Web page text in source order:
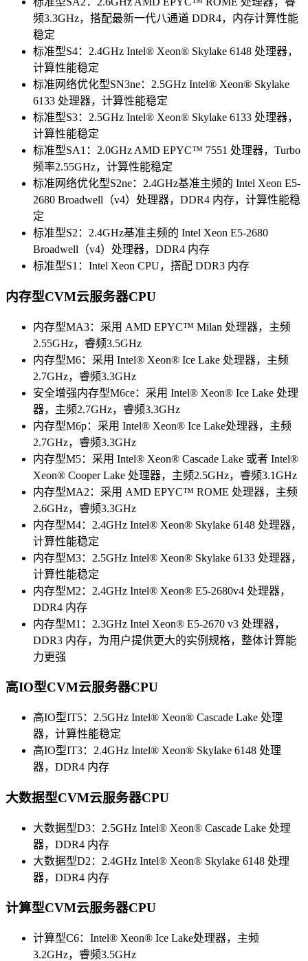
频3.3GHz，搭配最新一代八通道 DDR4，内存计算性能
稳定
标准型S4：2.4GHz Intel® Xeon® Skylake 6148 处理器，
计算性能稳定
标准网络优化型SN3ne：2.5GHz Intel® Xeon® Skylake
6133 处理器，计算性能稳定
标准型S3：2.5GHz Intel® Xeon® Skylake 6133 处理器，
计算性能稳定
标准型SA1：2.0GHz AMD EPYC™ 7551 处理器，Turbo
频率2.55GHz，计算性能稳定
标准网络优化型S2ne：2.4GHz基准主频的 Intel Xeon E5-
2680 Broadwell（v4）处理器，DDR4 内存，计算性能稳
定
标准型S2：2.4GHz基准主频的 Intel Xeon E5-2680
Broadwell（v4）处理器，DDR4 内存
标准型S1：Intel Xeon CPU，搭配 DDR3 内存
内存型CVM云服务器CPU
内存型MA3：采用 AMD EPYC™ Milan 处理器，主频
2.55GHz，睿频3.5GHz
内存型M6：采用 Intel® Xeon® Ice Lake 处理器，主频
2.7GHz，睿频3.3GHz
安全增强内存型M6ce：采用 Intel® Xeon® Ice Lake 处理
器，主频2.7GHz，睿频3.3GHz
内存型M6p：采用 Intel® Xeon® Ice Lake处理器，主频
2.7GHz，睿频3.3GHz
内存型M5：采用 Intel® Xeon® Cascade Lake 或者 Intel®
Xeon® Cooper Lake 处理器，主频2.5GHz，睿频3.1GHz
内存型MA2：采用 AMD EPYC™ ROME 处理器，主频
2.6GHz，睿频3.3GHz
内存型M4：2.4GHz Intel® Xeon® Skylake 6148 处理器，
计算性能稳定
内存型M3：2.5GHz Intel® Xeon® Skylake 6133 处理器，
计算性能稳定
内存型M2：2.4GHz Intel® Xeon® E5-2680v4 处理器，
DDR4 内存
内存型M1：2.3GHz Intel Xeon® E5-2670 v3 处理器，
DDR3 内存，为用户提供更大的实例规格，整体计算能
力更强
高IO型CVM云服务器CPU
高IO型IT5：2.5GHz Intel® Xeon® Cascade Lake 处理
器，计算性能稳定
高IO型IT3：2.4GHz Intel® Xeon® Skylake 6148 处理
器，DDR4 内存
大数据型CVM云服务器CPU
大数据型D3：2.5GHz Intel® Xeon® Cascade Lake 处理
器，DDR4 内存
大数据型D2：2.4GHz Intel® Xeon® Skylake 6148 处理
器，DDR4 内存
计算型CVM云服务器CPU
计算型C6：Intel® Xeon® Ice Lake处理器，主频
3.2GHz，睿频3.5GHz